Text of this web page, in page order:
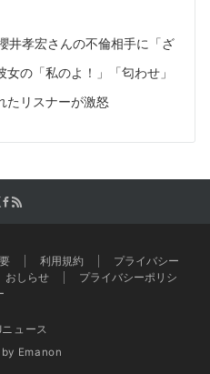
井孝宏さんの不倫相手に「ざ
の「私のよ！」「匂わせ」
たリスナーが激怒
利用規約
プライバシー
おしらせ
プライバシーポリシ
ュース
Emanon